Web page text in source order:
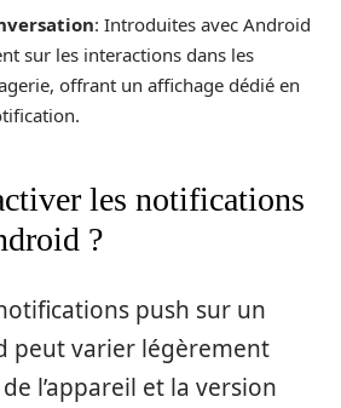
: Introduites avec Android
sur les interactions dans les
offrant un affichage dédié en
les notifications
?
push sur un
peut varier légèrement
l’appareil et la version